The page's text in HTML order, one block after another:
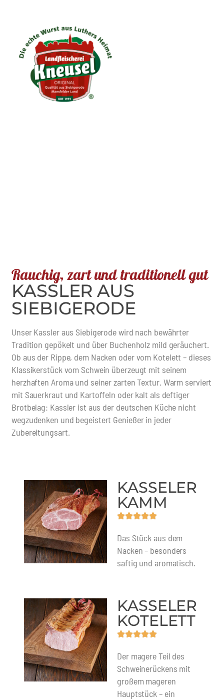
034772-837770
Rauchig, zart und traditionell gut
KASSLER AUS
SIEBIGERODE
Unser Kassler aus Siebigerode wird nach bewährter
Tradition gepökelt und über Buchenholz mild geräuchert.
Ob aus der Rippe, dem Nacken oder vom Kotelett – dieses
Klassikerstück vom Schwein überzeugt mit seinem
herzhaften Aroma und seiner zarten Textur. Warm serviert
mit Sauerkraut und Kartoffeln oder kalt als deftiger
Brotbelag: Kassler ist aus der deutschen Küche nicht
wegzudenken und begeistert Genießer in jeder
Zubereitungsart.
KASSELER
KAMM
Das Stück aus dem
Nacken – besonders
saftig und aromatisch.
KASSELER
KOTELETT
Der magere Teil des
Schweinerückens mit
großem mageren
Hauptstück – ein